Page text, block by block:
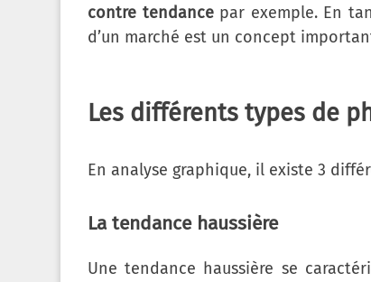
contre tendance par exemple. En
d’un marché est un concept
Les différents types de
En analyse graphique, il existe 3
La tendance haussière
Une tendance haussière se